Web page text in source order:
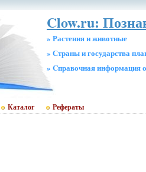
Clow.ru:
» Растения и животные
» Страны и государства
» Cправочная информация
Каталог Рефераты